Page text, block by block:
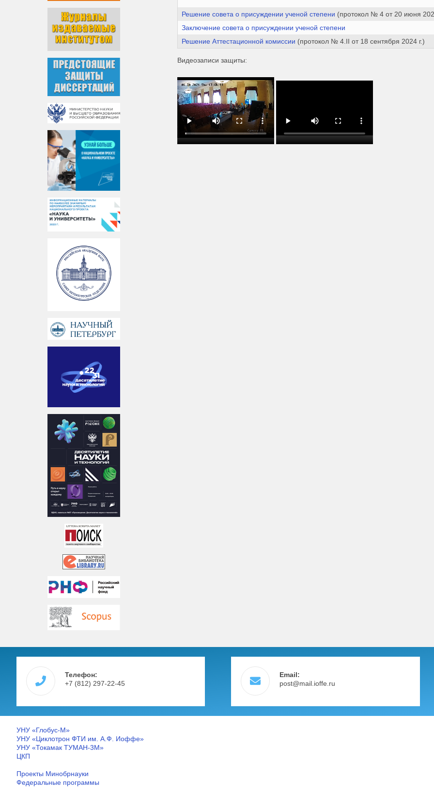
Решение совета о присуждении ученой степени (протокол № 4 от 20 июня
Заключение совета о присуждении ученой степени
Решение Аттестационной комиссии (протокол № 4.II от 18 сентября 2024 г.)
Видеозаписи защиты:
Телефон:
+7 (812) 297-22-45
Email:
post@mail.ioffe.ru
УНУ «Глобус-М»
УНУ «Циклотрон ФТИ им. А.Ф. Иоффе»
УНУ «Токамак ТУМАН-3М»
ЦКП
Проекты Минобрнауки
Федеральные программы